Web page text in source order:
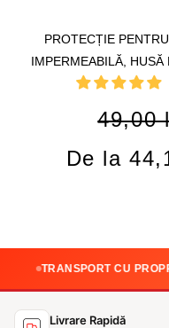
PROTECȚIE
IMPERMEABILĂ,
49,00
De la
CU PROPRIA FLOTĂ
Livrare Rapidă